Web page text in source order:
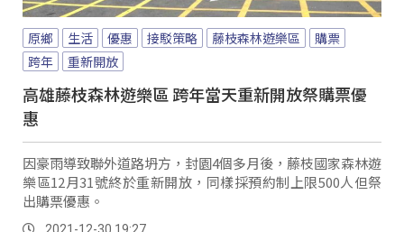
原鄉 生活 優惠 接駁策略 藤枝森林遊樂區
購票
跨年
重新開放
高雄藤枝森林遊樂區 跨年當天重新開放祭購票優
惠
因豪雨導致聯外道路坍方，封園4個多月後，藤枝國家森林遊
樂區12月31號終於重新開放，同樣採預約制上限500人但祭
出購票優惠。
2021-12-30 19:27